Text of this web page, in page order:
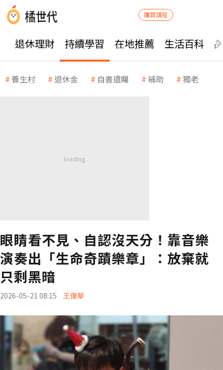
購買課程
退休理財 持續學習 在地推薦 生活百科
養生村 退休金 自書遺囑 補助 獨老
眼睛看不見、自認沒天分！靠音樂
演奏出「生命奇蹟樂章」：放棄就
只剩黑暗
2026-05-21 08:15 王偉華